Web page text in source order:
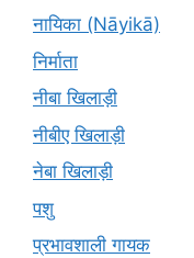
नायिका (Nāyikā)
निर्माता
नीबा खिलाड़ी
नीबीए खिलाड़ी
नेबा खिलाड़ी
पशु
प्रभावशाली गायक